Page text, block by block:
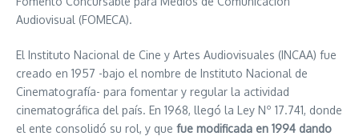
Audiovisual (FOMECA).
El Instituto Nacional de Cine y Artes Audiovisuales (INCAA) fue
creado en 1957 -bajo el nombre de Instituto Nacional de
Cinematografía- para fomentar y regular la actividad
cinematográfica del país. En 1968, llegó la Ley Nº 17.741, donde
el ente consolidó su rol, y que fue modificada en 1994 dando